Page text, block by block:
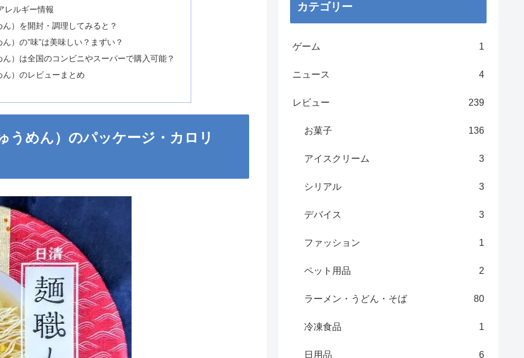
レルギー情報
）を開封・調理してみると？
）の”味”は美味しい？まずい？
）は全国のコンビニやスーパーで購入可能？
）のレビューまとめ
うめん）のパッケージ・カロリ
カテゴリー
ゲーム 1
ニュース 4
レビュー 239
お菓子 136
アイスクリーム 3
シリアル 3
デバイス 3
ファッション 1
ペット用品 2
ラーメン・うどん・そば 80
冷凍食品 1
日用品 6